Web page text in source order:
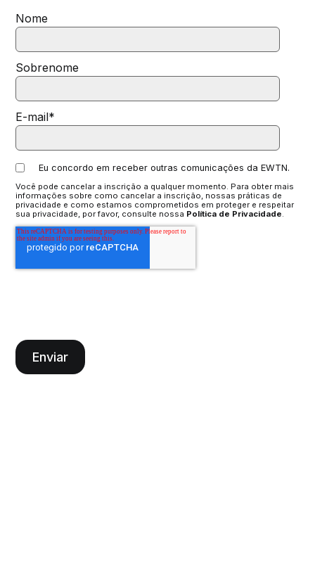
Nome
Sobrenome
E-mail*
Eu concordo em receber outras comunicações da EWTN.
Você pode cancelar a inscrição a qualquer momento. Para obter mais
informações sobre como cancelar a inscrição, nossas práticas de
privacidade e como estamos comprometidos em proteger e respeitar
sua privacidade, por favor, consulte nossa Política de Privacidade.